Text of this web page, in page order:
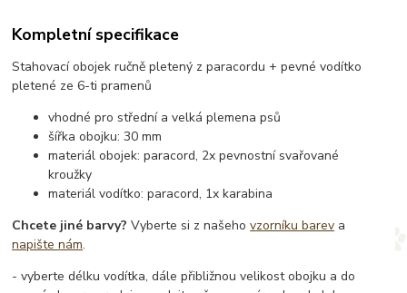
Kompletní specifikace
Stahovací obojek ručně pletený z paracordu + pevné vodítko
pletené ze 6-ti pramenů
vhodné pro střední a velká plemena psů
šířka obojku: 30 mm
materiál obojek: paracord, 2x pevnostní svařované
kroužky
materiál vodítko: paracord, 1x karabina
Chcete jiné barvy? Vyberte si z našehovzorníku barev a
napište nám.
- vyberte délku vodítka, dále přibližnou velikost obojku a do